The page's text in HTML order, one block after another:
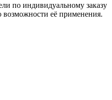
по индивидуальному заказу
возможности её применения.